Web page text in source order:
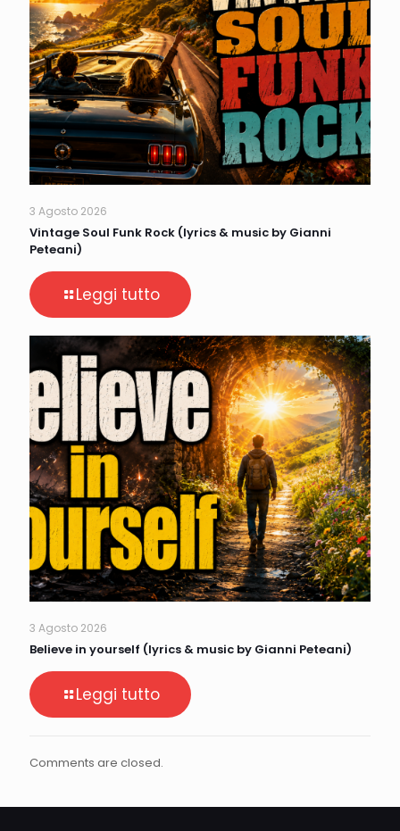
3 Agosto 2026
Vintage Soul Funk Rock (lyrics & music by Gianni
Peteani)
Leggi tutto
3 Agosto 2026
Believe in yourself (lyrics & music by Gianni Peteani)
Leggi tutto
Comments are closed.